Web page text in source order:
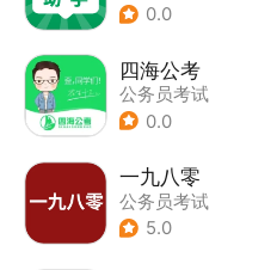
0.0
四海公考
公务员考试
0.0
一九八零
公务员考试
5.0